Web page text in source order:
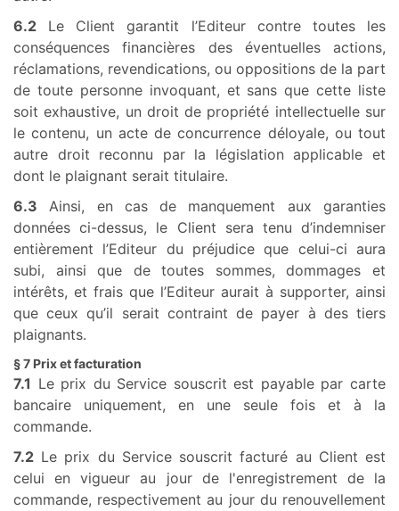
6.2 Le Client garantit l’Editeur contre toutes les
conséquences financières des éventuelles actions,
réclamations, revendications, ou oppositions de la part
de toute personne invoquant, et sans que cette liste
soit exhaustive, un droit de propriété intellectuelle sur
le contenu, un acte de concurrence déloyale, ou tout
autre droit reconnu par la législation applicable et
dont le plaignant serait titulaire.
6.3 Ainsi, en cas de manquement aux garanties
données ci-dessus, le Client sera tenu d’indemniser
entièrement l’Editeur du préjudice que celui-ci aura
subi, ainsi que de toutes sommes, dommages et
intérêts, et frais que l’Editeur aurait à supporter, ainsi
que ceux qu’il serait contraint de payer à des tiers
plaignants.
§ 7 Prix et facturation
7.1 Le prix du Service souscrit est payable par carte
bancaire uniquement, en une seule fois et à la
commande.
7.2 Le prix du Service souscrit facturé au Client est
celui en vigueur au jour de l'enregistrement de la
commande, respectivement au jour du renouvellement